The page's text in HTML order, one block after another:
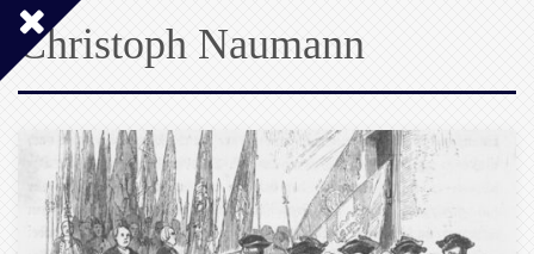
Christoph Naumann